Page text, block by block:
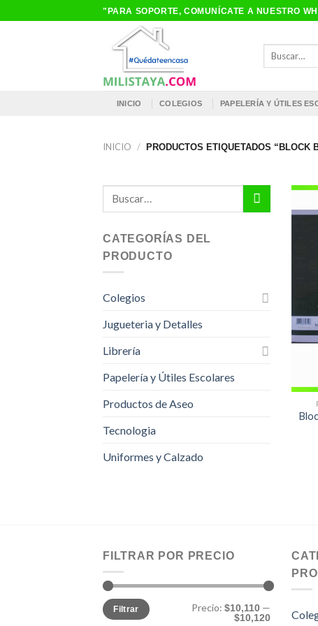
al
"PARA SOPORTE, COMUNÍCATE A NUESTRO
INICIO COLEGIOS PAPELERÍA Y ÚTILES
INICIO / PRODUCTOS ETIQUETADOS “BLOCK
CATEGORÍAS DEL
PRODUCTO
Colegios
Jugueteria y Detalles
Librería
Papelería y Útiles Escolares
Productos de Aseo
Tecnologia
Uniformes y Calzado
FILTRAR POR PRECIO
Precio
mínimo
Precio
máximo
Filtrar Precio: $10,110 —
$10,120